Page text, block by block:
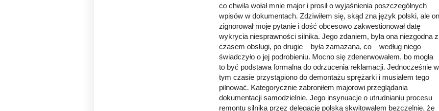
co chwila wołał mnie major i prosił o wyjaśnienia poszczególnych
wpisów w dokumentach. Zdziwiłem się, skąd zna język polski, ale on
zignorował moje pytanie i dość obcesowo zakwestionował datę
wykrycia niesprawności silnika. Jego zdaniem, była ona niezgodna z
czasem obsługi, po drugie – była zamazana, co – według niego –
świadczyło o jej podrobieniu. Mocno się zdenerwowałem, bo mogła
to być podstawa formalna do odrzucenia reklamacji. Jednocześnie w
tym czasie przystąpiono do demontażu sprężarki i musiałem tego
pilnować. Kategorycznie zabroniłem majorowi przeglądania
dokumentacji samodzielnie. Jego insynuacje o utrudnianiu procesu
remontu silnika przez delegację polską skwitowałem bezczelnie, że